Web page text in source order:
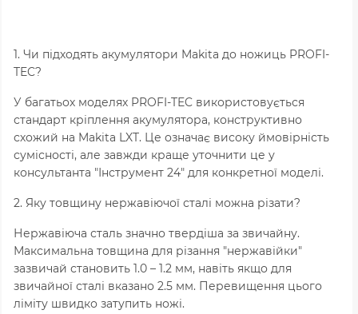
1. Чи підходять акумулятори Makita до ножиць PROFI-
TEC?
У багатьох моделях PROFI-TEC використовується
стандарт кріплення акумулятора, конструктивно
схожий на Makita LXT. Це означає високу ймовірність
сумісності, але завжди краще уточнити це у
консультанта "Інструмент 24" для конкретної моделі.
2. Яку товщину нержавіючої сталі можна різати?
Нержавіюча сталь значно твердіша за звичайну.
Максимальна товщина для різання "нержавійки"
зазвичай становить 1.0 – 1.2 мм, навіть якщо для
звичайної сталі вказано 2.5 мм. Перевищення цього
ліміту швидко затупить ножі.